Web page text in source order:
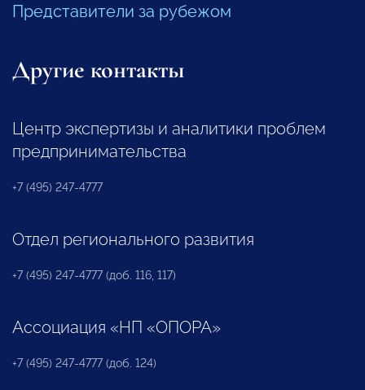
Представители за рубежом
Другие контакты
Центр экспертизы и аналитики проблем
предпринимательства
+7 (495) 247-4777
Отдел регионального развития
+7 (495) 247-4777 (доб. 116, 117)
Ассоциация «НП «ОПОРА»
+7 (495) 247-4777 (доб. 124)